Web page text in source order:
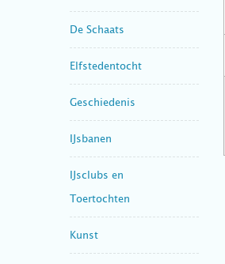
De Schaats
Elfstedentocht
Geschiedenis
IJsbanen
IJsclubs en
Toertochten
Kunst